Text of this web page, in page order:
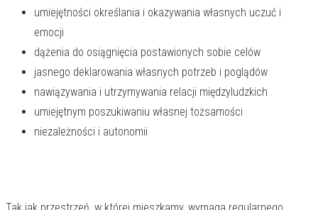
umiejętności określania i okazywania własnych uczuć i
emocji
dążenia do osiągnięcia postawionych sobie celów
jasnego deklarowania własnych potrzeb i poglądów
nawiązywania i utrzymywania relacji międzyludzkich
umiejętnym poszukiwaniu własnej tożsamości
niezależności i autonomii